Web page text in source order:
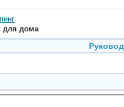
для дома